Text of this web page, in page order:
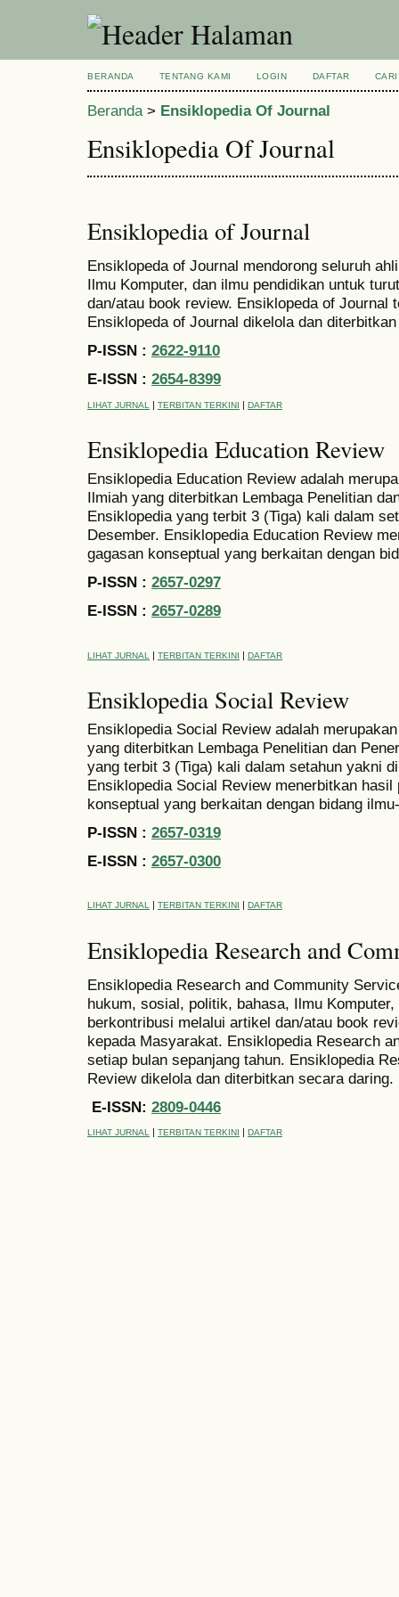
BERANDA TENTANG KAMI LOGIN DAFTAR CARI
Beranda> Ensiklopedia Of Journal
Ensiklopedia Of Journal
Ensiklopedia of Journal
Ensiklopeda of Journal mendorong seluruh
Ilmu Komputer, dan ilmu pendidikan untuk
dan/atau book review. Ensiklopeda of Journal
Ensiklopeda of Journal dikelola dan
P-ISSN : 2622-9110
E-ISSN : 2654-8399
LIHAT JURNAL | TERBITAN TERKINI | DAFTAR
Ensiklopedia Education Review
Ensiklopedia Education Review adalah
Ilmiah yang diterbitkan Lembaga Penelitian
Ensiklopedia yang terbit 3 (Tiga) kali dalam
Desember. Ensiklopedia Education Review
gagasan konseptual yang berkaitan dengan
P-ISSN : 2657-0297
E-ISSN : 2657-0289
LIHAT JURNAL | TERBITAN TERKINI | DAFTAR
Ensiklopedia Social Review
Ensiklopedia Social Review adalah
yang diterbitkan Lembaga Penelitian dan
yang terbit 3 (Tiga) kali dalam setahun yakni
Ensiklopedia Social Review menerbitkan hasil
konseptual yang berkaitan dengan bidang
P-ISSN : 2657-0319
E-ISSN : 2657-0300
LIHAT JURNAL TERBITAN TERKINI DAFTAR
Ensiklopedia Research and
Ensiklopedia Research and Community
hukum, sosial, politik, bahasa, Ilmu
berkontribusi melalui artikel dan/atau book
kepada Masyarakat. Ensiklopedia Research
setiap bulan sepanjang tahun. Ensiklopedia
Review dikelola dan diterbitkan secara daring.
E-ISSN: 2809-0446
LIHAT JURNAL TERBITAN TERKINI DAFTAR